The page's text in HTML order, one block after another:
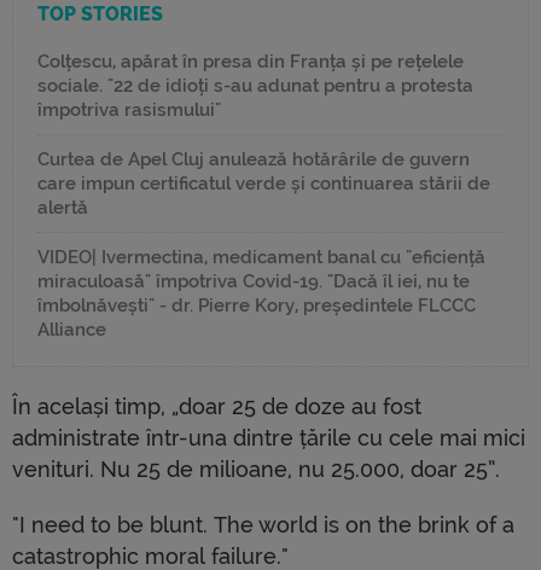
TOP STORIES
Colțescu, apărat în presa din Franța și pe rețelele
sociale. "22 de idioți s-au adunat pentru a protesta
împotriva rasismului"
Curtea de Apel Cluj anulează hotărârile de guvern
care impun certificatul verde și continuarea stării de
alertă
VIDEO| Ivermectina, medicament banal cu "eficiență
miraculoasă" împotriva Covid-19. "Dacă îl iei, nu te
îmbolnăvești" - dr. Pierre Kory, președintele FLCCC
Alliance
În același timp, „doar 25 de doze au fost
administrate într-una dintre țările cu cele mai mici
venituri. Nu 25 de milioane, nu 25.000, doar 25”.
"I need to be blunt. The world is on the brink of a
catastrophic moral failure."